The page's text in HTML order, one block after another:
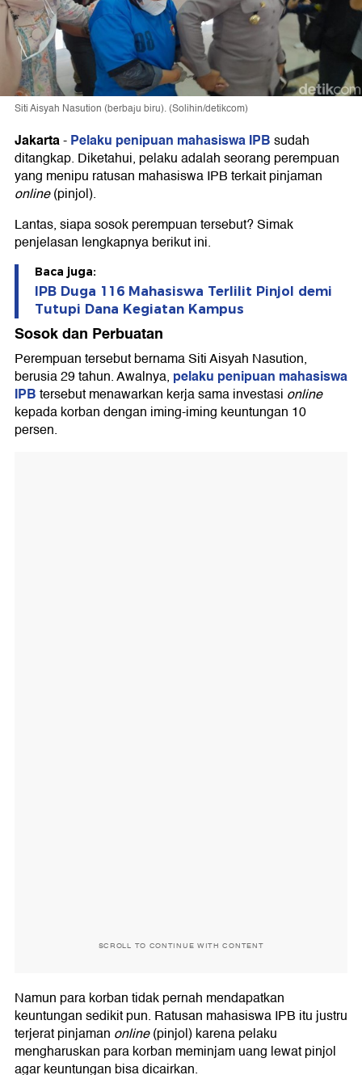
Siti Aisyah Nasution (berbaju biru). (Solihin/detikcom)
Jakarta-Pelaku penipuan mahasiswa IPBsudah
ditangkap. Diketahui, pelaku adalah seorang perempuan
yang menipu ratusan mahasiswa IPB terkait pinjaman
online(pinjol).
Lantas, siapa sosok perempuan tersebut? Simak
penjelasan lengkapnya berikut ini.
Baca juga:
IPB Duga 116 Mahasiswa Terlilit Pinjol demi
Tutupi Dana Kegiatan Kampus
Sosok dan Perbuatan
Perempuan tersebut bernama Siti Aisyah Nasution,
berusia 29 tahun. Awalnya, pelaku penipuan mahasiswa
IPBtersebut menawarkan kerja sama investasi online
kepada korban dengan iming-iming keuntungan 10
persen.
SCROLL TO CONTINUE WITH CONTENT
Namun para korban tidak pernah mendapatkan
keuntungan sedikit pun. Ratusan mahasiswa IPB itu justru
terjerat pinjaman online(pinjol) karena pelaku
mengharuskan para korban meminjam uang lewat pinjol
agar keuntungan bisa dicairkan.